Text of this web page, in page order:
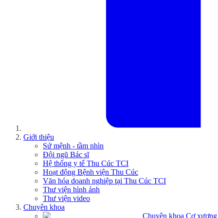
Giới thiệu
Sứ mệnh - tầm nhìn
Đội ngũ Bác sĩ
Hệ thống y tế Thu Cúc TCI
Hoạt động Bệnh viện Thu Cúc
Văn hóa doanh nghiệp tại Thu Cúc TCI
Thư viện hình ảnh
Thư viện video
Chuyên khoa
Chuyên khoa Cơ